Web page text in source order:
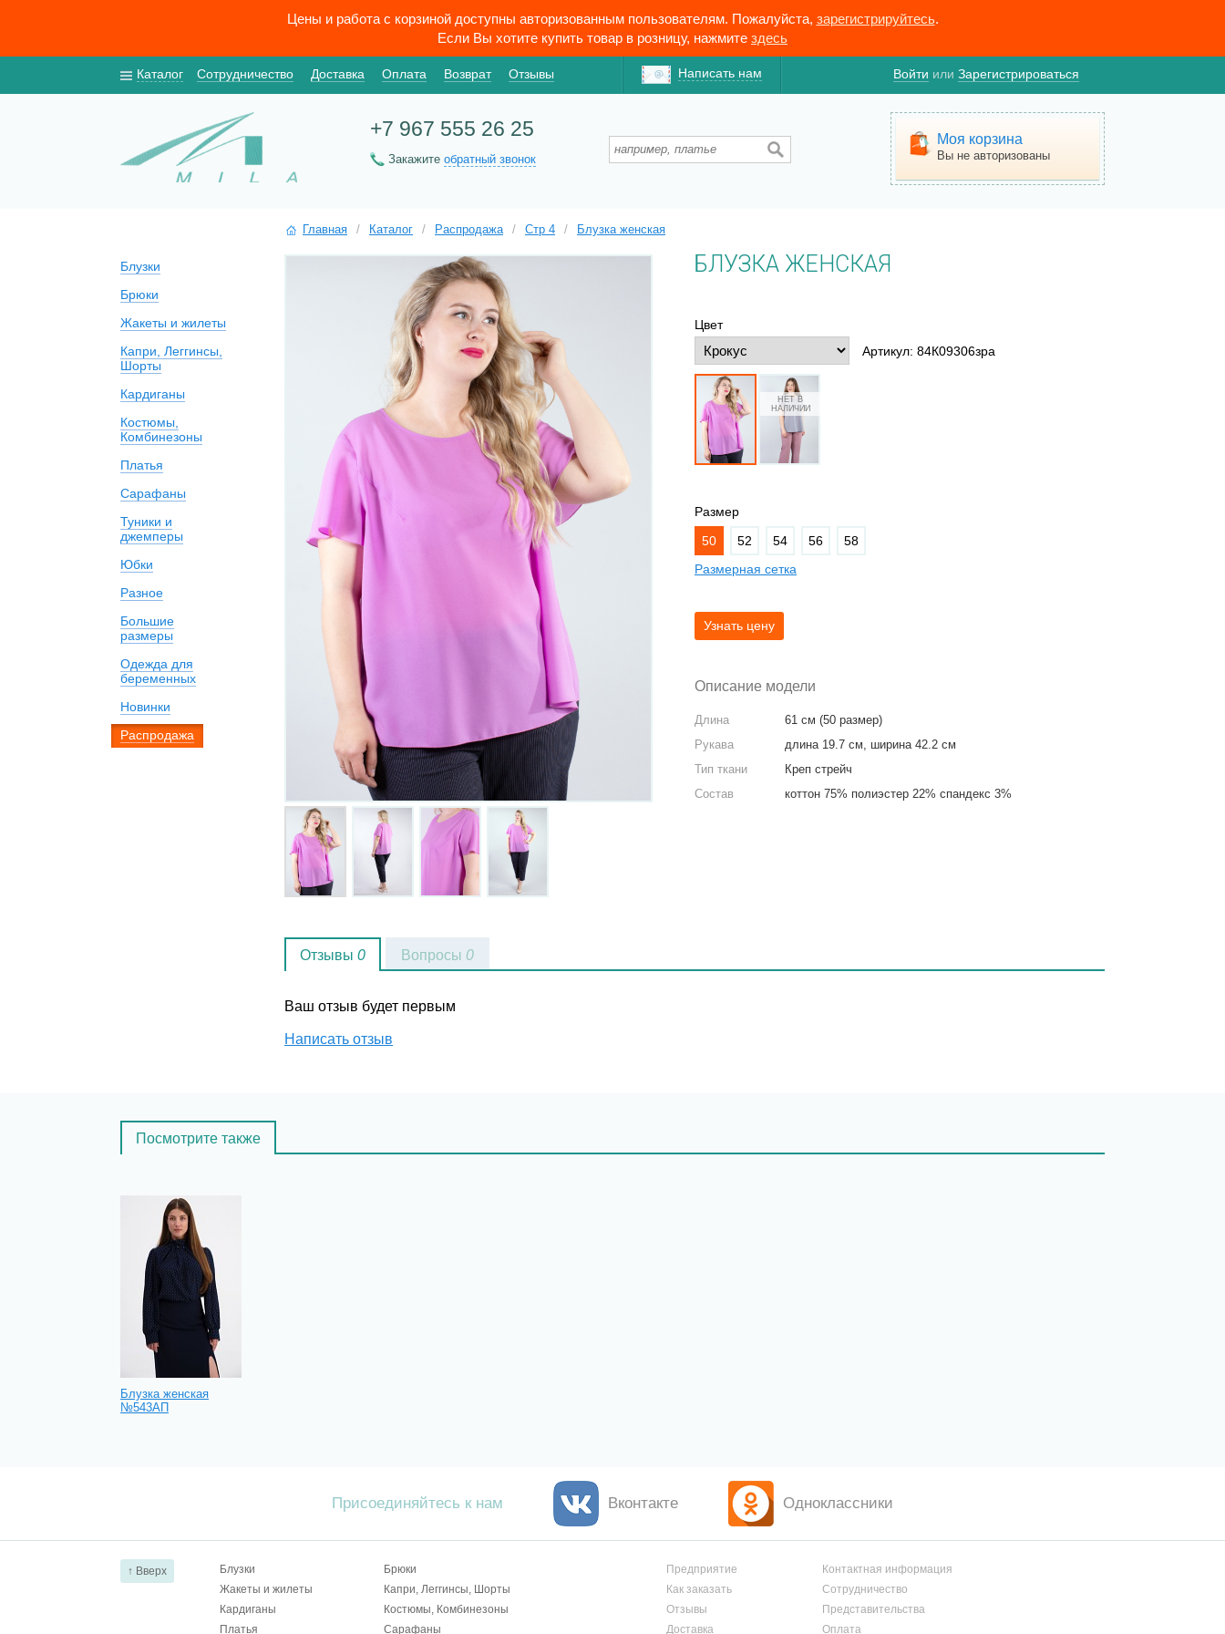
Цены и работа с корзиной доступны авторизованным пользователям. Пожалуйста, зарегистрируйтесь.
Если Вы хотите купить товар в розницу, нажмите здесь
Каталог Сотрудничество Доставка Оплата Возврат Отзывы Написать нам Войти или Зарегистрироваться
+7 967 555 26 25
Закажите обратный звонок
Моя корзина
Вы не авторизованы
Блузки
Брюки
Жакеты и жилеты
Капри, Леггинсы,
Шорты
Кардиганы
Костюмы,
Комбинезоны
Платья
Сарафаны
Туники и
джемперы
Юбки
Разное
Большие
размеры
Одежда для
беременных
Новинки
Распродажа
Главная / Каталог / Распродажа / Стр 4 / Блузка женская
БЛУЗКА ЖЕНСКАЯ
Цвет
Артикул: 84К09306зра
Размер
50
52 54 56
58
Размерная сетка
Описание модели
Длина
61 см (50 размер)
Рукава
длина 19.7 см, ширина 42.2 см
Тип ткани
Креп стрейч
Состав
коттон 75% полиэстер 22% спандекс 3%
Отзывы 0
Ваш отзыв будет первым
Написать отзыв
Вопросы 0
Посмотрите также
Блузка женская
№543АП
Присоединяйтесь к нам Вконтакте Одноклассники
↑ Вверх Блузки
Брюки
Жакеты и жилеты
Капри, Леггинсы, Шорты
Кардиганы
Костюмы, Комбинезоны
Платья
Сарафаны
Предприятие
Контактная информация
Как заказать
Сотрудничество
Отзывы
Представительства
Доставка
Оплата